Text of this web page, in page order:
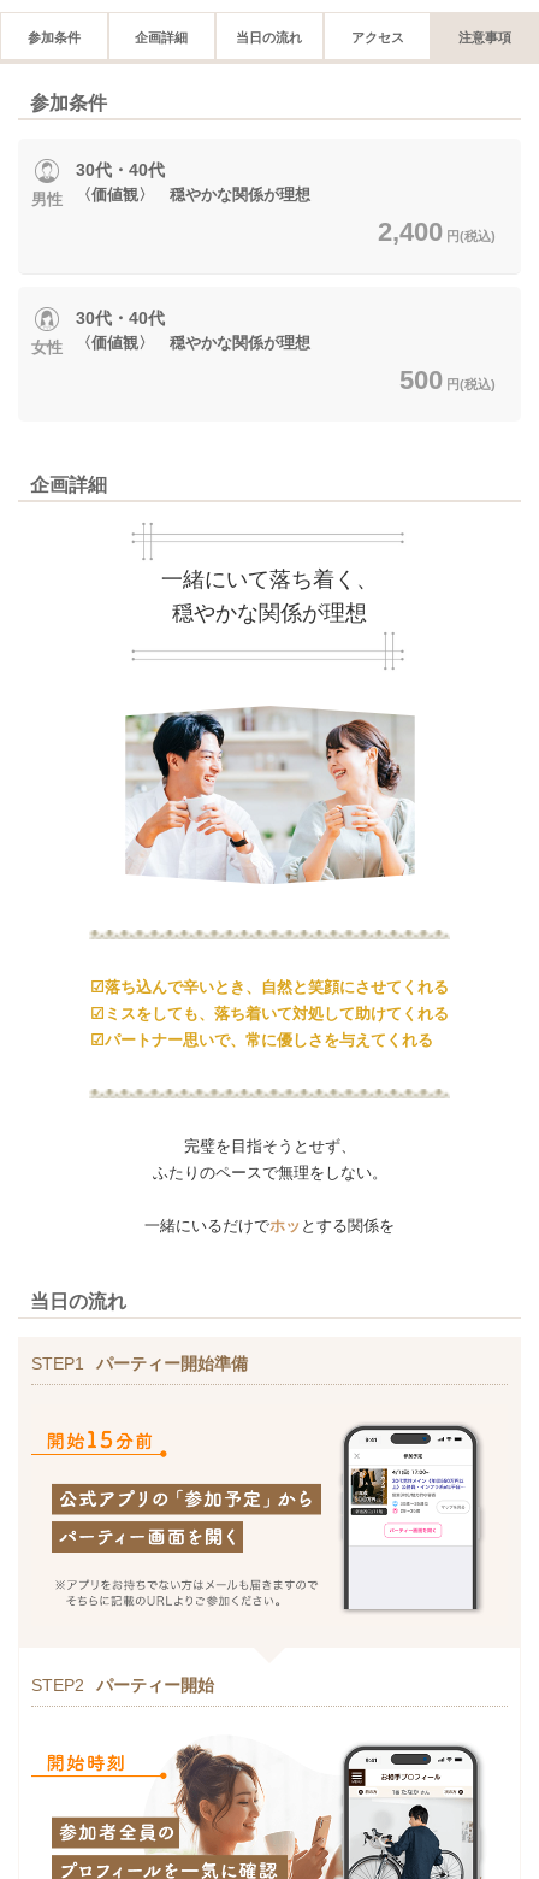
参加条件 企画詳細 当日の流れ アクセス 注意事項
参加条件
男性
30代・40代
〈価値観〉 穏やかな関係が理想
2,400 円(税込)
女性
30代・40代
〈価値観〉 穏やかな関係が理想
500 円(税込)
企画詳細
一緒にいて落ち着く、
穏やかな関係が理想
☑落ち込んで辛いとき、自然と笑顔にさせてくれる
☑ミスをしても、落ち着いて対処して助けてくれる
☑パートナー思いで、常に優しさを与えてくれる
完璧を目指そうとせず、
ふたりのペースで無理をしない。
一緒にいるだけでホッ とする関係を
当日の流れ
STEP1 パーティー開始準備
STEP2 パーティー開始